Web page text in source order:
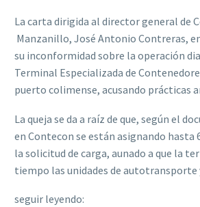
La carta dirigida al director general de
Manzanillo, José Antonio Contreras,
su inconformidad sobre la operación
Terminal Especializada de
puerto colimense, acusando prácticas
La queja se da a raíz de que, según el
en Contecon se están asignando hasta
la solicitud de carga, aunado a que la
tiempo las unidades de
seguir leyendo: